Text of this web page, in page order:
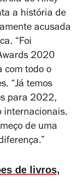
a história de
acusada
“Foi
2020
com todo o
“Já temos
para 2022,
internacionais.
de uma
de livros,